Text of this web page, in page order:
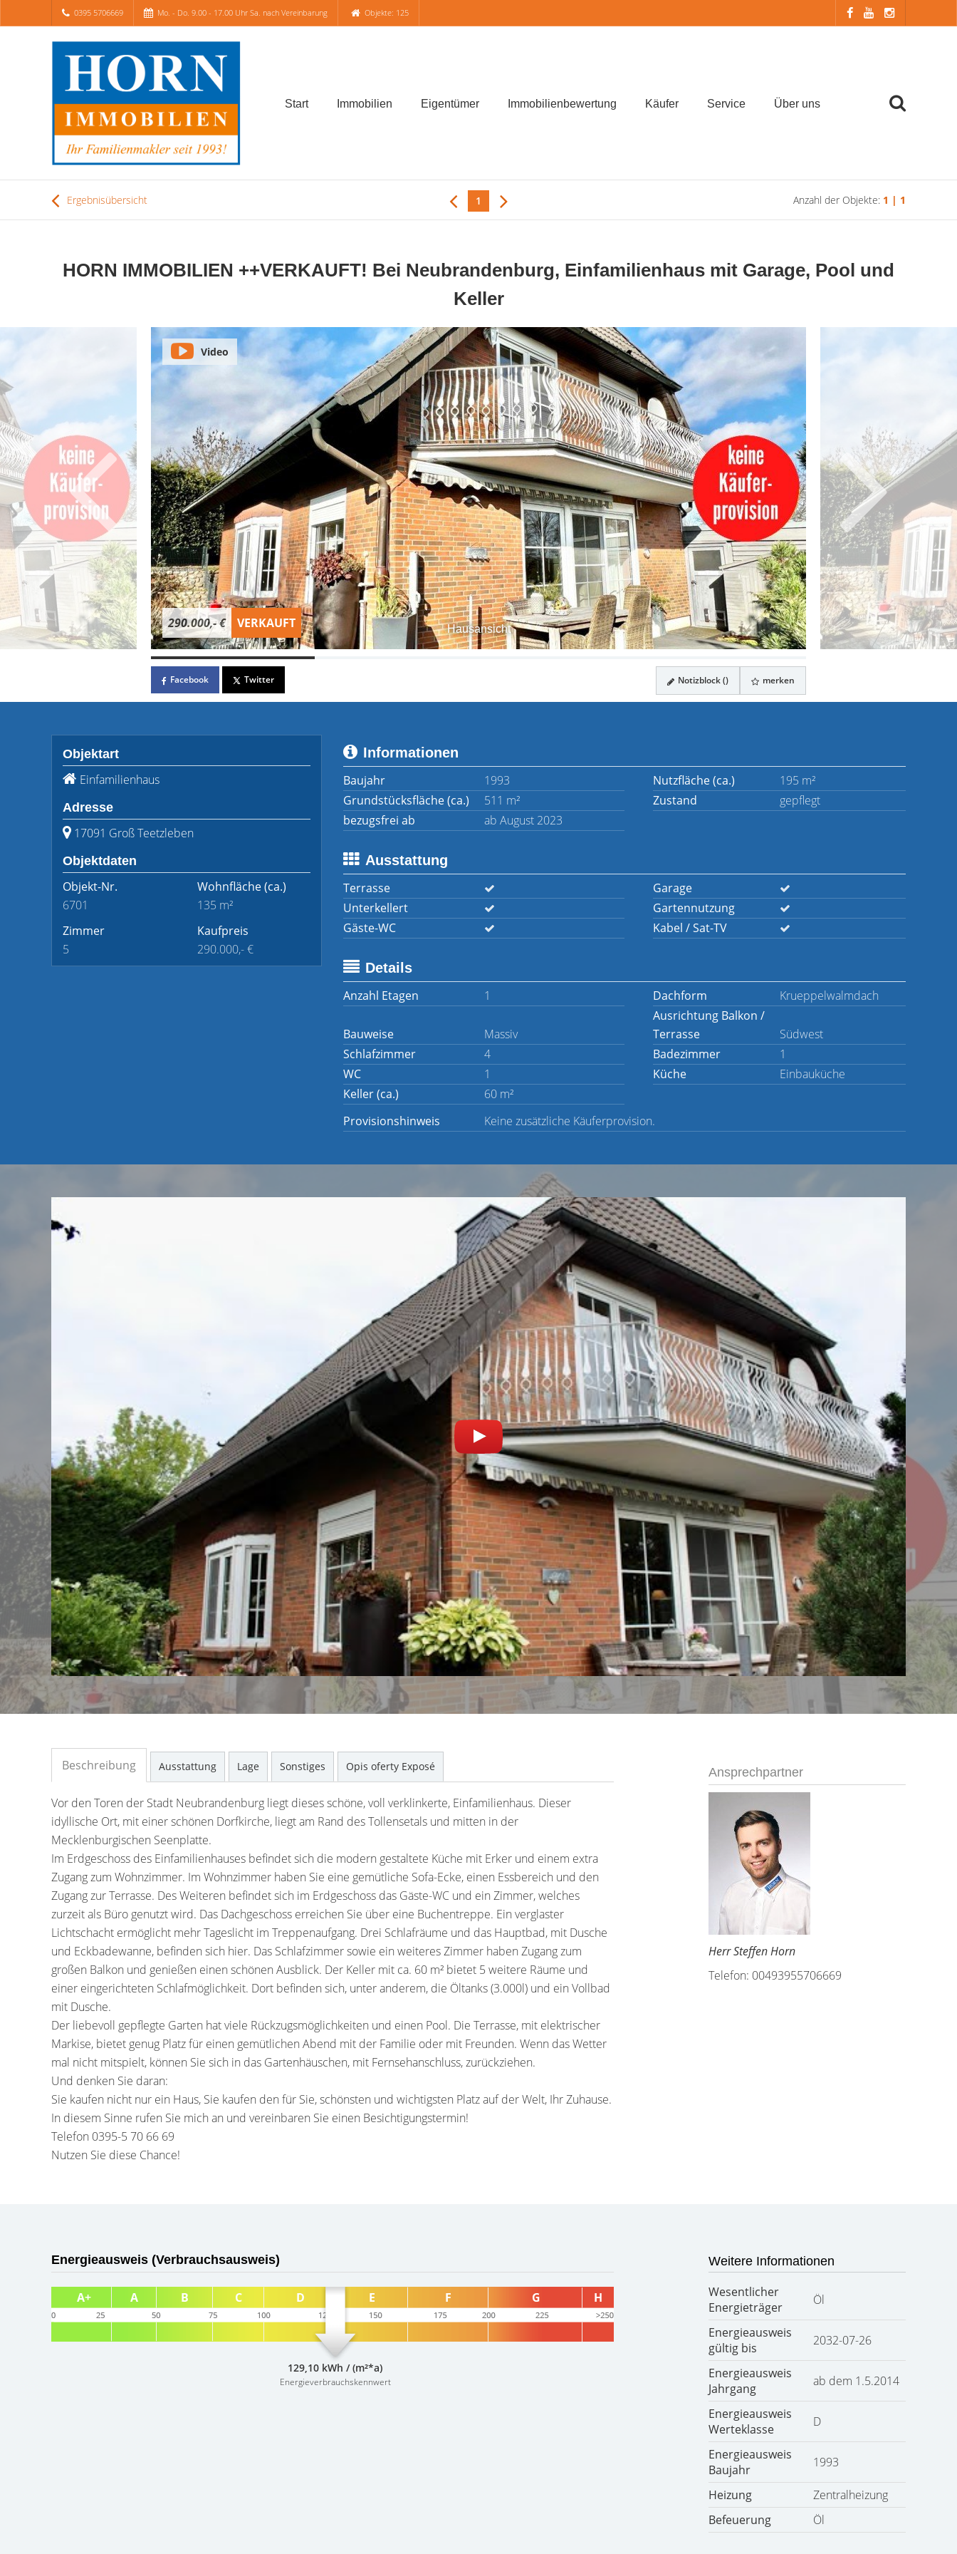
0395 5706669 Mo. - Do. 9.00 - 17.00 Uhr Sa. nach Vereinbarung Objekte: 125
Start Immobilien Eigentümer Immobilienbewertung Käufer Service Über uns
Ergebnisübersicht 1 Anzahl der Objekte: 1 | 1
HORN IMMOBILIEN ++VERKAUFT! Bei Neubrandenburg, Einfamilienhaus mit Garage, Pool und
Keller
Hausansicht
290.000,- € VERKAUFT
Video
Facebook Twitter Notizblock () merken
Objektart
Einfamilienhaus
Adresse
17091 Groß Teetzleben
Objektdaten
Objekt-Nr.
6701
Wohnfläche(ca.)
135 m²
Zimmer
5
Kaufpreis
290.000,- €
Informationen
Baujahr
1993 Nutzfläche (ca.)
195 m²
Grundstücksfläche (ca.)
511 m² Zustand
gepflegt
bezugsfrei ab
ab August 2023
Ausstattung
Terrasse
Garage
Unterkellert
Gartennutzung
Gäste-WC
Kabel / Sat-TV
Details
Anzahl Etagen
1 Dachform Krueppelwalmdach
Bauweise Massiv
Ausrichtung Balkon /
Terrasse
Südwest
Schlafzimmer
4 Badezimmer
1
WC
1 Küche
Einbauküche
Keller (ca.)
60 m²
Provisionshinweis
Keine zusätzliche Käuferprovision.
Beschreibung Ausstattung Lage Sonstiges Opis oferty Exposé
Vor den Toren der Stadt Neubrandenburg liegt dieses schöne, voll verklinkerte, Einfamilienhaus. Dieser
idyllische Ort, mit einer schönen Dorfkirche, liegt am Rand des Tollensetals und mitten in der
Mecklenburgischen Seenplatte.
Im Erdgeschoss des Einfamilienhauses befindet sich die modern gestaltete Küche mit Erker und einem extra
Zugang zum Wohnzimmer. Im Wohnzimmer haben Sie eine gemütliche Sofa-Ecke, einen Essbereich und den
Zugang zur Terrasse. Des Weiteren befindet sich im Erdgeschoss das Gäste-WC und ein Zimmer, welches
zurzeit als Büro genutzt wird. Das Dachgeschoss erreichen Sie über eine Buchentreppe. Ein verglaster
Lichtschacht ermöglicht mehr Tageslicht im Treppenaufgang. Drei Schlafräume und das Hauptbad, mit Dusche
und Eckbadewanne, befinden sich hier. Das Schlafzimmer sowie ein weiteres Zimmer haben Zugang zum
großen Balkon und genießen einen schönen Ausblick. Der Keller mit ca. 60 m² bietet 5 weitere Räume und
einer eingerichteten Schlafmöglichkeit. Dort befinden sich, unter anderem, die Öltanks (3.000l) und ein Vollbad
mit Dusche.
Der liebevoll gepflegte Garten hat viele Rückzugsmöglichkeiten und einen Pool. Die Terrasse, mit elektrischer
Markise, bietet genug Platz für einen gemütlichen Abend mit der Familie oder mit Freunden. Wenn das Wetter
mal nicht mitspielt, können Sie sich in das Gartenhäuschen, mit Fernsehanschluss, zurückziehen.
Und denken Sie daran:
Sie kaufen nicht nur ein Haus, Sie kaufen den für Sie, schönsten und wichtigsten Platz auf der Welt, Ihr Zuhause.
In diesem Sinne rufen Sie mich an und vereinbaren Sie einen Besichtigungstermin!
Telefon 0395-5 70 66 69
Nutzen Sie diese Chance!
Ansprechpartner
Herr Steffen Horn
Telefon: 00493955706669
Energieausweis (Verbrauchsausweis)
129,10 kWh / (m²*a)
Energieverbrauchskennwert
Weitere Informationen
Wesentlicher
Energieträger
Öl
Energieausweis
gültig bis
2032-07-26
Energieausweis
Jahrgang
ab dem 1.5.2014
Energieausweis
Werteklasse
D
Energieausweis
Baujahr
1993
Heizung
Zentralheizung
Befeuerung
Öl